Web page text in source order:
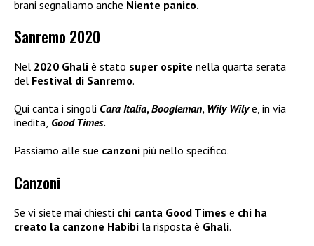
brani segnaliamo anche Niente panico.
Sanremo 2020
Nel 2020 Ghali è stato super ospite nella quarta serata
del Festival di Sanremo.
Qui canta i singoli Cara Italia,Boogleman, Wily Wilye, in via
inedita, Good Times.
Passiamo alle sue canzoni più nello specifico.
Canzoni
Se vi siete mai chiesti chi canta Good Times e chi ha
creato la canzone Habibi la risposta è Ghali.